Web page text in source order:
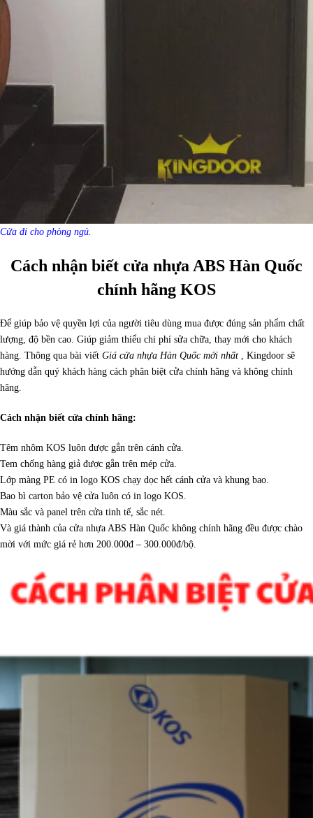
Cửa đi cho phòng ngủ.
Cách nhận biết cửa nhựa ABS Hàn Quốc
chính hãng KOS
Để giúp bảo vệ quyền lợi của người tiêu dùng mua được đúng sản phẩm chất
lượng, độ bền cao. Giúp giảm thiểu chi phí sửa chữa, thay mới cho khách
hàng. Thông qua bài viết Giá cửa nhựa Hàn Quốc mới nhất , Kingdoor sẽ
hướng dẫn quý khách hàng cách phân biệt cửa chính hãng và không chính
hãng.
Cách nhận biết cửa chính hãng:
Têm nhôm KOS luôn được gắn trên cánh cửa.
Tem chống hàng giả được gắn trên mép cửa.
Lớp màng PE có in logo KOS chạy dọc hết cánh cửa và khung bao.
Bao bì carton bảo vệ cửa luôn có in logo KOS.
Màu sắc và panel trên cửa tinh tế, sắc nét.
Và giá thành của cửa nhựa ABS Hàn Quốc không chính hãng đều được chào
mời với mức giá rẻ hơn 200.000đ – 300.000đ/bộ.